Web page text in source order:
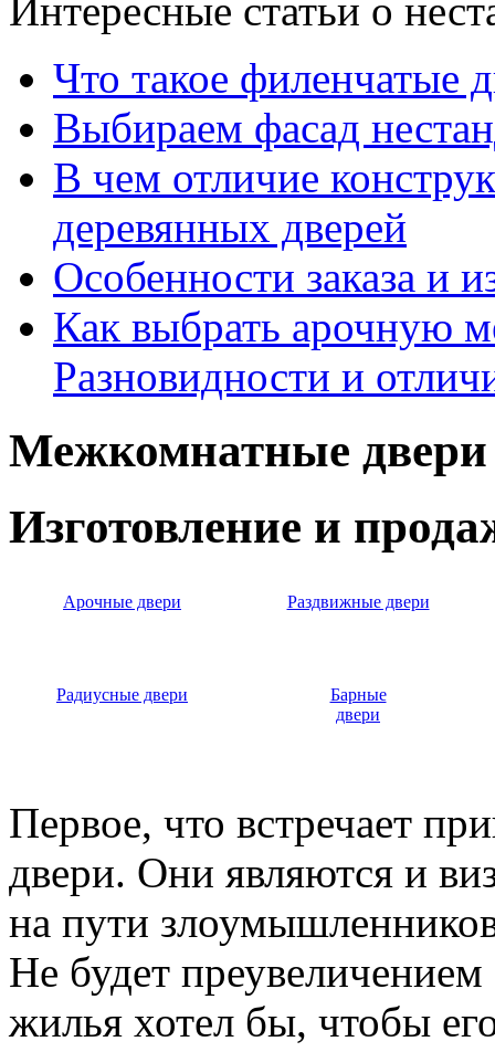
Интересные статьи о
Что такое филенчатые
Выбираем фасад
В чем отличие
деревянных дверей
Особенности заказа и
Как выбрать арочную
Разновидности и
Межкомнатные двери
Изготовление и
Арочные двери Раздвижные двери
Радиусные двери
Барные
двери
Первое, что встречает
двери. Они являются и
на пути
Не будет
жилья хотел бы, чтобы